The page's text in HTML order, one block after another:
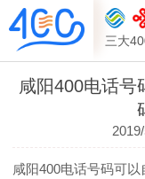
三大
咸阳400电话号
咸阳400电话号码可